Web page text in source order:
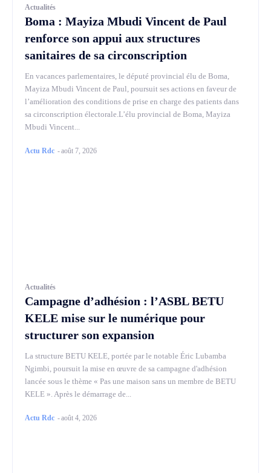
Actualités
Boma : Mayiza Mbudi Vincent de Paul
renforce son appui aux structures
sanitaires de sa circonscription
En vacances parlementaires, le député provincial élu de Boma,
Mayiza Mbudi Vincent de Paul, poursuit ses actions en faveur de
l’amélioration des conditions de prise en charge des patients dans
sa circonscription électorale.L’élu provincial de Boma, Mayiza
Mbudi Vincent...
Actu Rdc -août 7, 2026
Actualités
Campagne d’adhésion : l’ASBL BETU
KELE mise sur le numérique pour
structurer son expansion
La structure BETU KELE, portée par le notable Éric Lubamba
Ngimbi, poursuit la mise en œuvre de sa campagne d'adhésion
lancée sous le thème « Pas une maison sans un membre de BETU
KELE ». Après le démarrage de...
Actu Rdc -août 4, 2026